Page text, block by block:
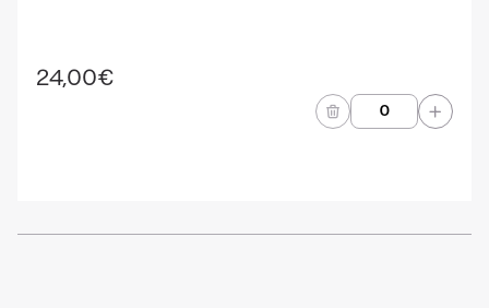
24,00€
Cantidad